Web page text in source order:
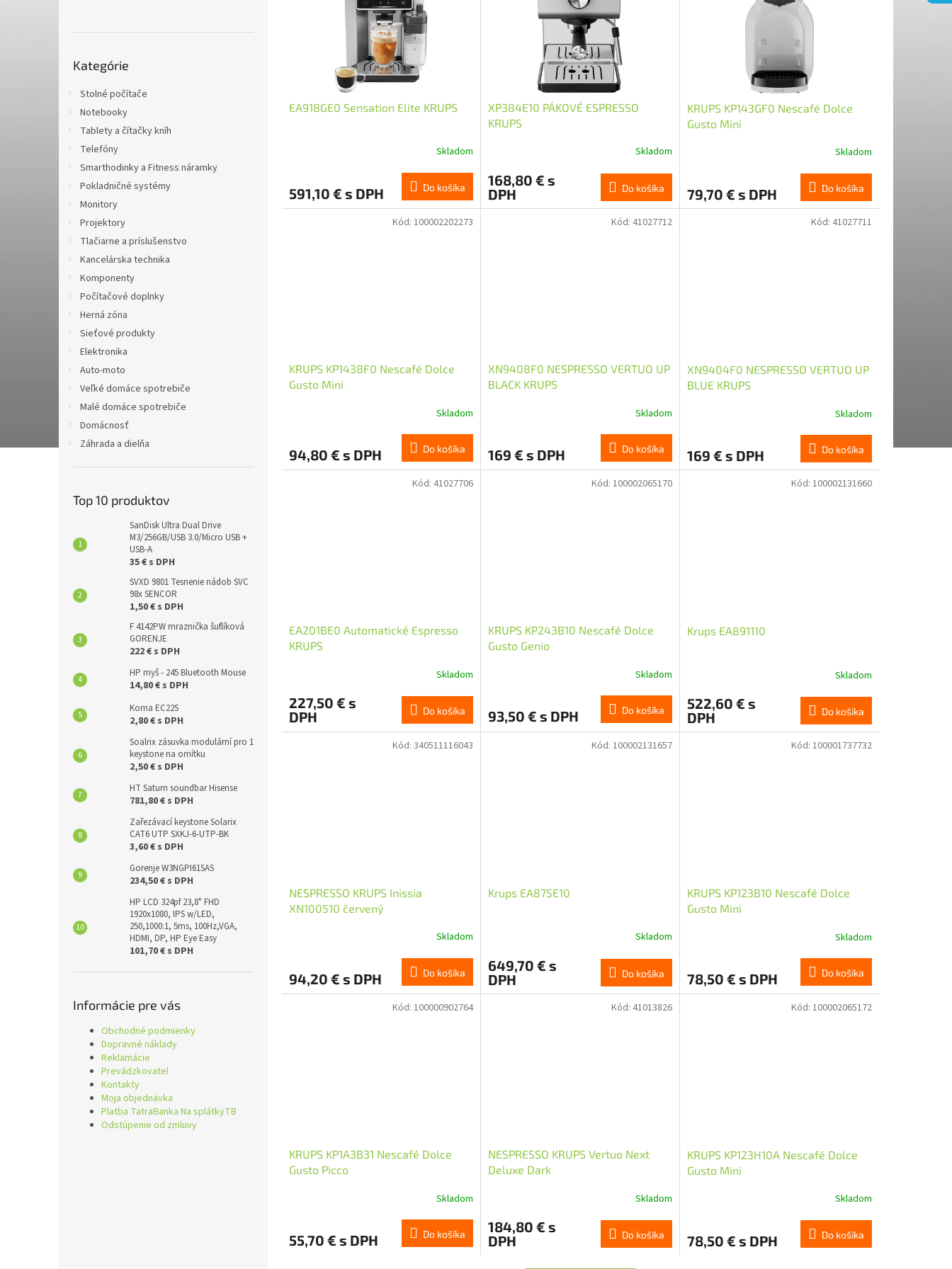
kategórie
Kategórie
Stolné počítače
Notebooky
Tablety a čítačky kníh
Telefóny
Smarthodinky a Fitness náramky
Pokladničné systémy
Monitory
Projektory
Tlačiarne a príslušenstvo
Kancelárska technika
Komponenty
Počítačové doplnky
Herná zóna
Sieťové produkty
Elektronika
Auto-moto
Veľké domáce spotrebiče
Malé domáce spotrebiče
Domácnosť
Záhrada a dielňa
Top 10 produktov
SanDisk Ultra Dual Drive
M3/256GB/USB 3.0/Micro USB +
USB-A
35 € s DPH
SVXD 9801 Tesnenie nádob SVC
98x SENCOR
1,50 € s DPH
F 4142PW mraznička šuflíková
GORENJE
222 € s DPH
HP myš - 245 Bluetooth Mouse
14,80 € s DPH
Koma EC22S
2,80 € s DPH
Soalrix zásuvka modulární pro 1
keystone na omítku
2,50 € s DPH
HT Saturn soundbar Hisense
781,80 € s DPH
Zařezávací keystone Solarix
CAT6 UTP SXKJ-6-UTP-BK
3,60 € s DPH
Gorenje W3NGPI61SAS
234,50 € s DPH
HP LCD 324pf 23,8" FHD
1920x1080, IPS w/LED,
250,1000:1, 5ms, 100Hz,VGA,
HDMI, DP, HP Eye Easy
101,70 € s DPH
Informácie pre vás
Obchodné podmienky
Dopravné náklady
Reklamácie
Prevádzkovatel
Kontakty
Moja objednávka
Platba TatraBanka Na splátkyTB
Odstúpenie od zmluvy
EA918GE0 Sensation Elite KRUPS
Skladom
591,10 € s DPH Do košíka
XP384E10 PÁKOVÉ ESPRESSO
KRUPS
Skladom
168,80 € s
DPH
Do košíka
KRUPS KP143GF0 Nescafé Dolce
Gusto Mini
Skladom
79,70 € s DPH Do košíka
KRUPS KP1438F0 Nescafé Dolce
Gusto Mini
Skladom
94,80 € s DPH Do košíka
Kód: 100002202273
XN9408F0 NESPRESSO VERTUO UP
BLACK KRUPS
Skladom
169 € s DPH Do košíka
Kód: 41027712
XN9404F0 NESPRESSO VERTUO UP
BLUE KRUPS
Skladom
169 € s DPH Do košíka
Kód: 41027711
EA201BE0 Automatické Espresso
KRUPS
Skladom
227,50 € s
DPH
Do košíka
Kód: 41027706
KRUPS KP243B10 Nescafé Dolce
Gusto Genio
Skladom
93,50 € s DPH Do košíka
Kód: 100002065170
Krups EA891110
Skladom
522,60 € s
DPH
Do košíka
Kód: 100002131660
NESPRESSO KRUPS Inissia
XN100510 červený
Skladom
94,20 € s DPH Do košíka
Kód: 340511116043
Krups EA875E10
Skladom
649,70 € s
DPH
Do košíka
Kód: 100002131657
KRUPS KP123B10 Nescafé Dolce
Gusto Mini
Skladom
78,50 € s DPH Do košíka
Kód: 100001737732
KRUPS KP1A3B31 Nescafé Dolce
Gusto Picco
Skladom
55,70 € s DPH Do košíka
Kód: 100000902764
NESPRESSO KRUPS Vertuo Next
Deluxe Dark
Skladom
184,80 € s
DPH
Do košíka
Kód: 41013826
KRUPS KP123H10A Nescafé Dolce
Gusto Mini
Skladom
78,50 € s DPH Do košíka
Kód: 100002065172